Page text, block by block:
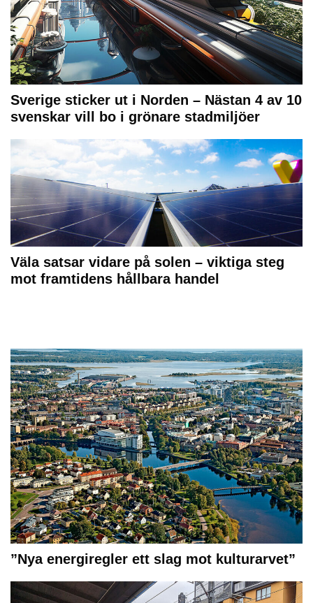
Sverige sticker ut i Norden – Nästan 4 av 10
svenskar vill bo i grönare stadmiljöer
Väla satsar vidare på solen – viktiga steg
mot framtidens hållbara handel
”Nya energiregler ett slag mot kulturarvet”